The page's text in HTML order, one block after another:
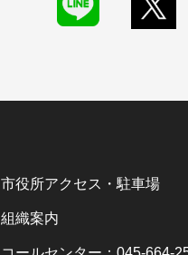
市役所アクセス・駐車場
組織案内